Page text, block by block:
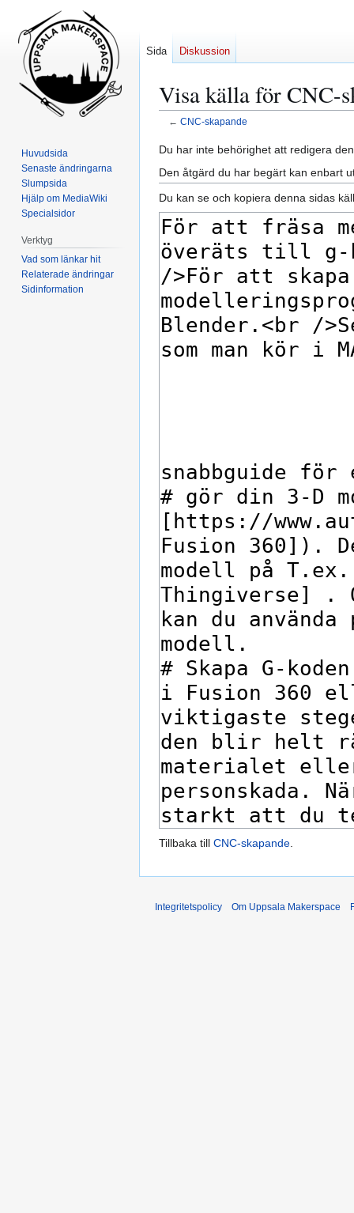
Visa källa för CNC-
← CNC-skapande
Hoppa
till
navigering
Hoppa
till
sök
Du har inte behörighet att redigera
Den åtgärd du har begärt kan enbart
Du kan se och kopiera denna sidas
Tillbaka till CNC-skapande
Sida Diskussion
Huvudsida
Senaste ändringarna
Slumpsida
Hjälp om MediaWiki
Specialsidor
Verktyg
Vad som länkar hit
Relaterade ändringar
Sidinformation
Integritetspolicy Om Uppsala Makerspace